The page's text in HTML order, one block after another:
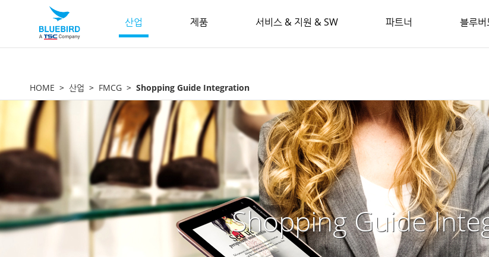
산업 제품 서비스 & 지원 & SW 파트너 블루버
HOME 산업 FMCG Shopping Guide Integration
Shopping Guide